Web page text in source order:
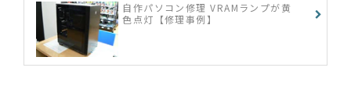
自作パソコン修理 VRAMランプが黄
色点灯【修理事例】